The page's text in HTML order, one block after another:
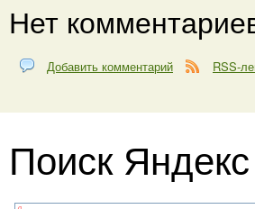
Нет
Добавить комментарий RSS-
Поиск Яндекс